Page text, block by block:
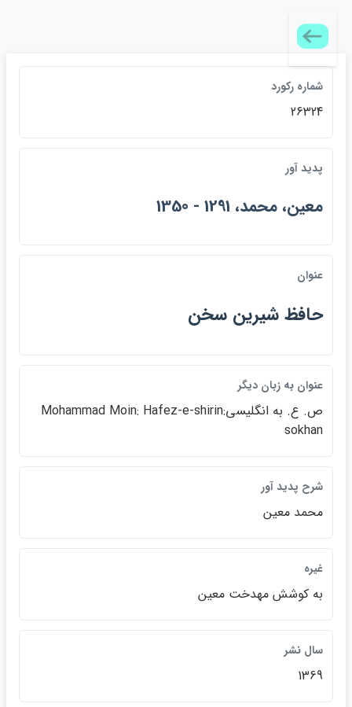
شماره ركورد
26324
پديد آور
معين، محمد، 1291 - 1350
عنوان
حافظ شيرين سخن
عنوان به زبان ديگر
ص. ع. به انگليسي:Mohammad Moin: Hafez-e-shirin
sokhan
شرح پديد آور
محمد معين
غيره
به كوشش مهدخت معين
سال نشر
1369